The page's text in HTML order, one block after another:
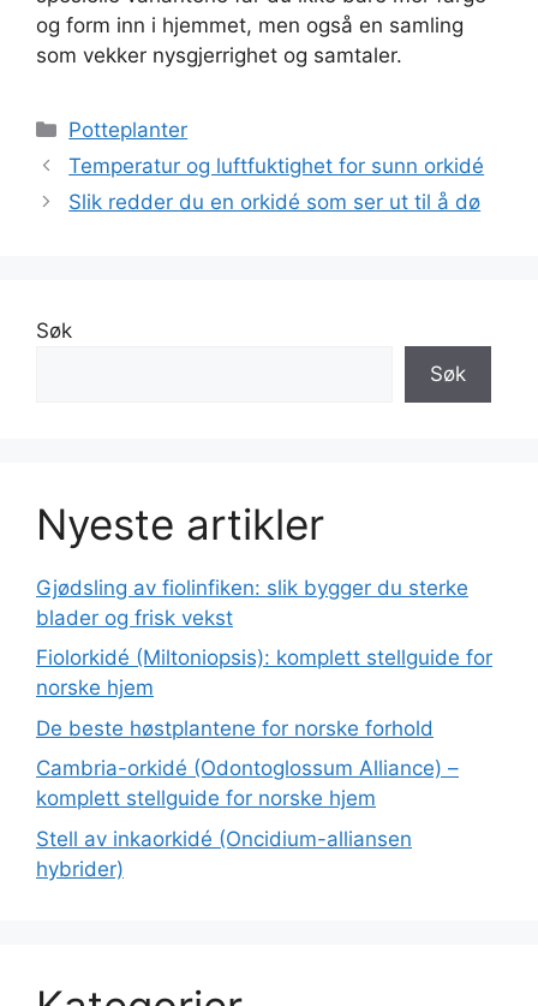
og form inn i hjemmet, men også en samling
som vekker nysgjerrighet og samtaler.
Kategorier
Potteplanter
Temperatur og luftfuktighet for sunn orkidé
Slik redder du en orkidé som ser ut til å dø
Søk
Søk
Nyeste artikler
Gjødsling av fiolinfiken: slik bygger du sterke
blader og frisk vekst
Fiolorkidé (Miltoniopsis): komplett stellguide for
norske hjem
De beste høstplantene for norske forhold
Cambria-orkidé (Odontoglossum Alliance) –
komplett stellguide for norske hjem
Stell av inkaorkidé (Oncidium-alliansen
hybrider)